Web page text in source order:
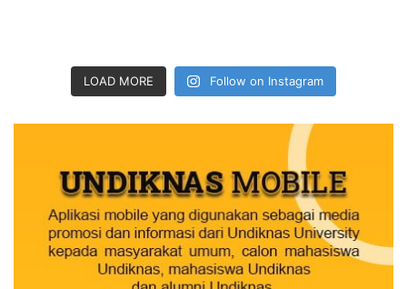
LOAD MORE Follow on Instagram